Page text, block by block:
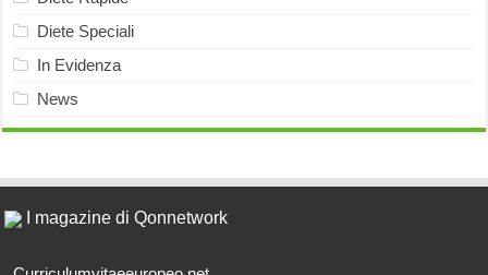
Diete Speciali
In Evidenza
News
I magazine di Qonnetwork